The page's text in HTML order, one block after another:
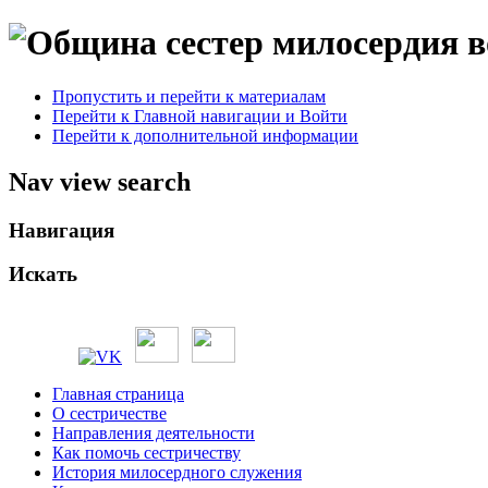
Пропустить и перейти к материалам
Перейти к Главной навигации и Войти
Перейти к дополнительной информации
Nav view search
Навигация
Искать
Главная страница
О сестричестве
Направления деятельности
Как помочь сестричеству
История милосердного служения